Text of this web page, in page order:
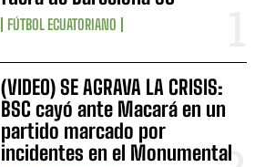
FÚTBOL ECUATORIANO
(VIDEO) SE AGRAVA LA CRISIS:
BSC cayó ante Macará en un
partido marcado por
incidentes en el Monumental